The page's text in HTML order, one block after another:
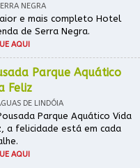
NEGRA
e mais completo Hotel
de Serra Negra.
AQUI
Parque Aquático
Feliz
DE LINDÓIA
Parque Aquático Vida
a felicidade está em cada
AQUI